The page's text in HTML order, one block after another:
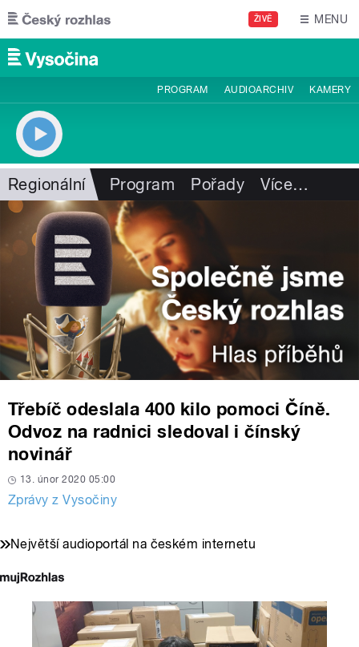
Přejít k hlavnímu obsahu
ŽIVĚ MENU
PROGRAM AUDIOARCHIV KAMERY
Regionální Program Pořady Více…
Třebíč odeslala 400 kilo pomoci Číně.
Odvoz na radnici sledoval i čínský
novinář
13. únor 2020 05:00
Zprávy z Vysočiny
Největší audioportál na českém internetu